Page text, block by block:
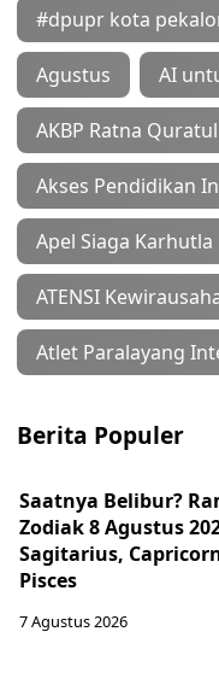
#dpupr kota
Agustus AI
AKBP Ratna
Akses Pendidikan
Apel Siaga Karhutla
ATENSI
Atlet Paralayang
Berita Populer
Saatnya Belibur?
Zodiak 8 Agustus
Sagitarius,
Pisces
7 Agustus 2026